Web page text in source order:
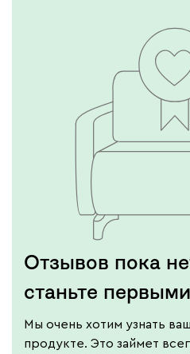
Отзывов пока
станьте
Мы очень хотим узнать
продукте. Это займет